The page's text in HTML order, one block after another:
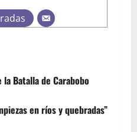
Batalla de Carabobo
en ríos y quebradas”